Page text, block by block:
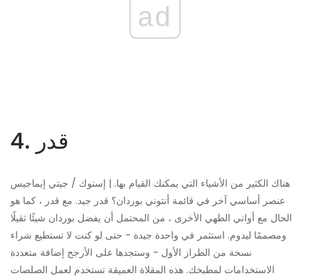
ad
4. قدر
هناك الكثير من الأشياء التي يمكنك القيام بها. | إستوك / جيتي إيماجيس
عنصر أساسي آخر في قائمة أنتوني بوردان؟ قدر جيد. مع قدر ، كما هو
الحال مع أواني الطهي الأخرى ، من المحتمل أن يفضل بوردان شيئًا ثقيلًا
ومصممًا ليدوم. استثمر في واحدة جيدة - حتى لو كنت لا تستطيع شراء
نسخة من الطراز الأول - وستجدها على الأرجح إضافة متعددة
الاستخدامات لمطبخك. هذه المقلاة العميقة تستخدم لعمل الصلصات